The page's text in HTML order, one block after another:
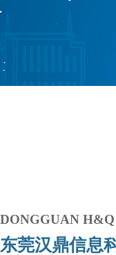
DONGGUAN
东莞汉鼎信息